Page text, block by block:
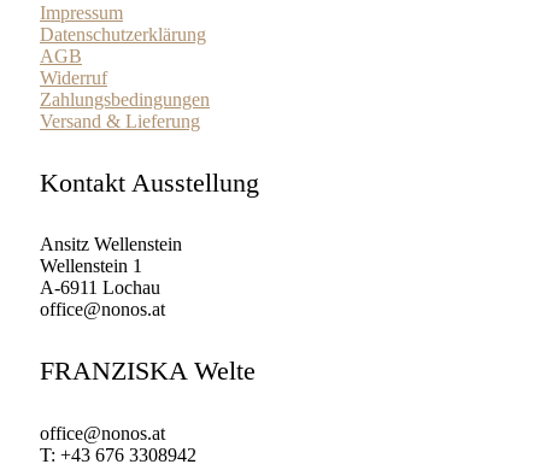
Impressum
Datenschutzerklärung
AGB
Widerruf
Zahlungsbedingungen
Versand & Lieferung
Kontakt Ausstellung
Ansitz Wellenstein
Wellenstein 1
A-6911 Lochau
office@nonos.at
FRANZISKA Welte
office@nonos.at
T: +43 676 3308942